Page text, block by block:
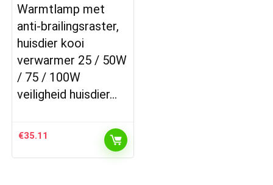
Warmtlamp met
anti-brailingsraster,
huisdier kooi
verwarmer 25 / 50W
/ 75 / 100W
veiligheid huisdier…
€35.11